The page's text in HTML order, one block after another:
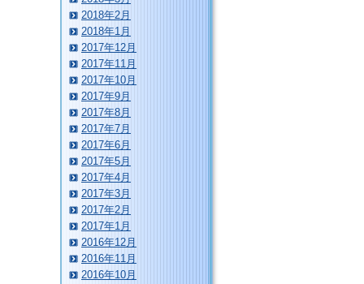
2018年2月
2018年1月
2017年12月
2017年11月
2017年10月
2017年9月
2017年8月
2017年7月
2017年6月
2017年5月
2017年4月
2017年3月
2017年2月
2017年1月
2016年12月
2016年11月
2016年10月